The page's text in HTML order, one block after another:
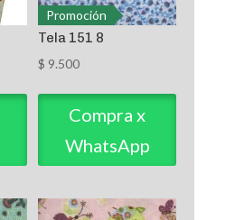
Promoción
Tela 151 8
$ 9.500
Compra x
WhatsApp